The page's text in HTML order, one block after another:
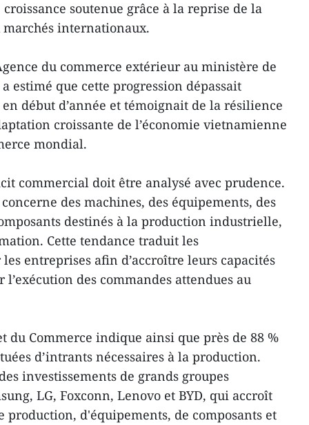
soutenue grâce à la reprise de la
internationaux.
du commerce extérieur au ministère de
estimé que cette progression dépassait
début d’année et témoignait de la résilience
croissante de l’économie vietnamienne
mondial.
commercial doit être analysé avec prudence.
des machines, des équipements, des
destinés à la production industrielle,
Cette tendance traduit les
entreprises afin d’accroître leurs capacités
des commandes attendues au
du Commerce indique ainsi que près de 88 %
d’intrants nécessaires à la production.
investissements de grands groupes
LG, Foxconn, Lenovo et BYD, qui accroît
production, d'équipements, de composants et